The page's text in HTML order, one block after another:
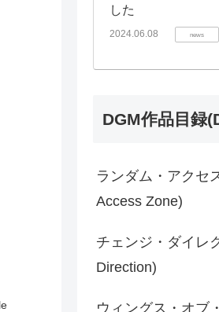
した
2024.06.08 news
DGM作品目録
ランダム・アクセ
Access Zone)
チェンジ・ダイレ
Direction)
ウィングス・オブ